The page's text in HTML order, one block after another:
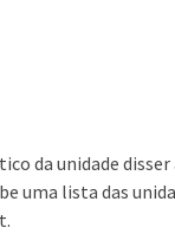
da unidade disser
uma lista das